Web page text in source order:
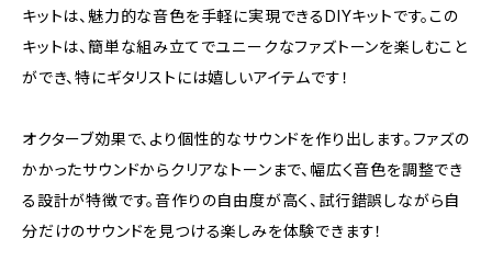
キットは、魅力的な音色を手軽に実現できるDIYキットです。この
キットは、簡単な組み立てでユニークなファズトーンを楽しむこと
ができ、特にギタリストには嬉しいアイテムです！
オクターブ効果で、より個性的なサウンドを作り出します。ファズの
かかったサウンドからクリアなトーンまで、幅広く音色を調整でき
る設計が特徴です。音作りの自由度が高く、試行錯誤しながら自
分だけのサウンドを見つける楽しみを体験できます！